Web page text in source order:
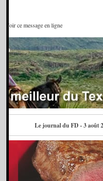
: Voir ce message en ligne
Le journal du FD - 3 août